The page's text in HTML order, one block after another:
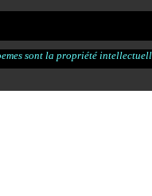
sont la propriété